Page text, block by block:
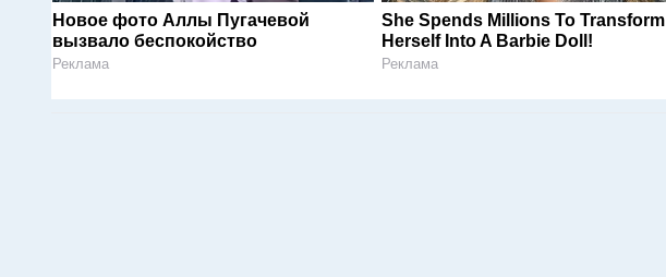
Новое фото Аллы Пугачевой
вызвало беспокойство
Реклама
She Spends Millions To Transform
Herself Into A Barbie Doll!
Реклама